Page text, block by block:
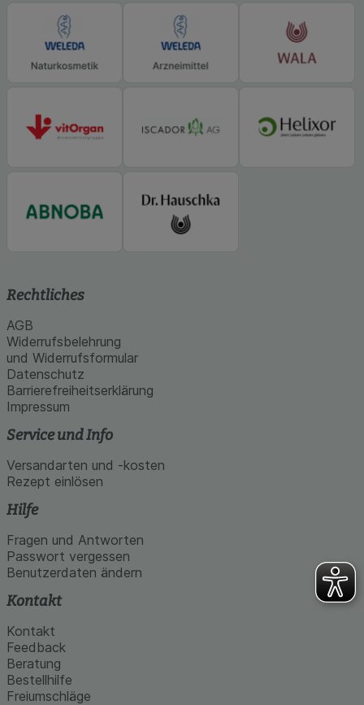
Rechtliches
AGB
Widerrufsbelehrung
und Widerrufsformular
Datenschutz
Barrierefreiheitserklärung
Impressum
Service und Info
Versandarten und -kosten
Rezept einlösen
Hilfe
Fragen und Antworten
Passwort vergessen
Benutzerdaten ändern
Kontakt
Kontakt
Feedback
Beratung
Bestellhilfe
Freiumschläge